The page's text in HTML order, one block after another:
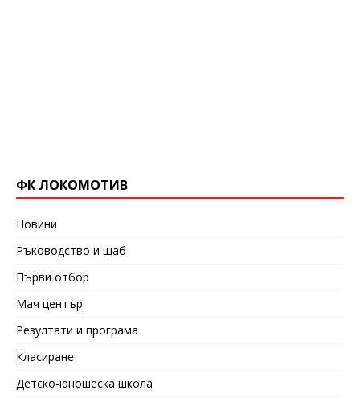
ФК ЛОКОМОТИВ
Новини
Ръководство и щаб
Първи отбор
Мач център
Резултати и програма
Класиране
Детско-юношеска школа